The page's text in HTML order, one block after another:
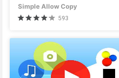
Simple Allow Copy
593